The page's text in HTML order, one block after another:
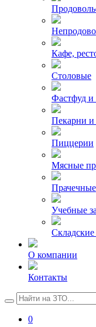
Кафе,
Столовые
Фастфуд и
Пекарни и
Пиццерии
Мясные
Прачечные
Учебные
О компании
Контакты
0